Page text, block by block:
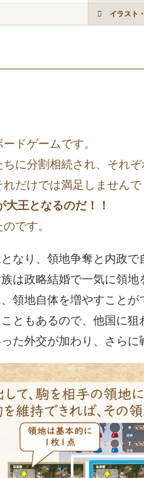
イラスト
ドゲームです。
に分割相続され、それぞ
だけでは満足しませんで
王となるのだ！！
です。
なり、領地争奪と内政で
は政略結婚で一気に領地
領地自体を増やすことが
ともあるので、他国に狙
た外交が加わり、さらに